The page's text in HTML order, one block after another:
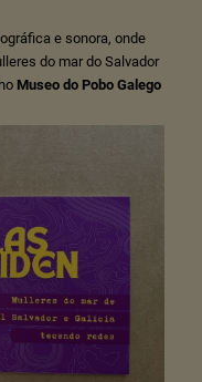
e sonora, onde
do mar do Salvador
Museo do Pobo Galego